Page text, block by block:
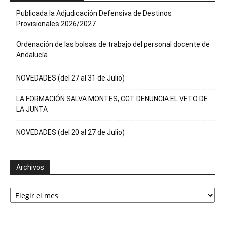
Publicada la Adjudicación Defensiva de Destinos
Provisionales 2026/2027
Ordenación de las bolsas de trabajo del personal docente de
Andalucía
NOVEDADES (del 27 al 31 de Julio)
LA FORMACIÓN SALVA MONTES, CGT DENUNCIA EL VETO DE
LA JUNTA
NOVEDADES (del 20 al 27 de Julio)
Archivos
Archivos